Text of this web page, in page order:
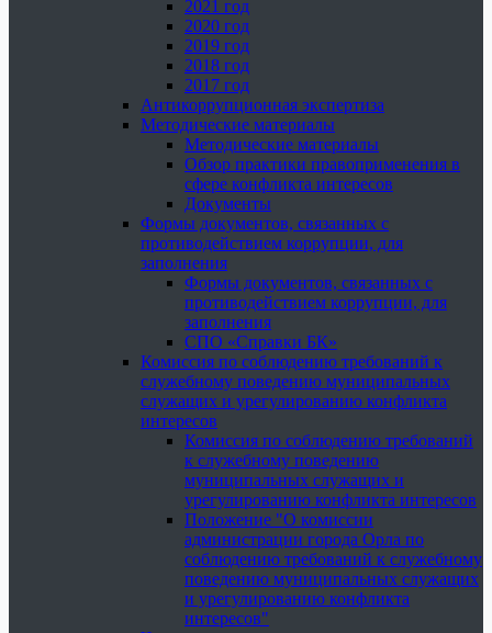
2021 год
2020 год
2019 год
2018 год
2017 год
Антикоррупционная экспертиза
Методические материалы
Методические материалы
Обзор практики правоприменения в
сфере конфликта интересов
Документы
Формы документов, связанных с
противодействием коррупции, для
заполнения
Формы документов, связанных с
противодействием коррупции, для
заполнения
СПО «Справки БК»
Комиссия по соблюдению требований к
служебному поведению муниципальных
служащих и урегулированию конфликта
интересов
Комиссия по соблюдению требований
к служебному поведению
муниципальных служащих и
урегулированию конфликта интересов
Положение "О комиссии
администрации города Орла по
соблюдению требований к служебному
поведению муниципальных служащих
и урегулированию конфликта
интересов"